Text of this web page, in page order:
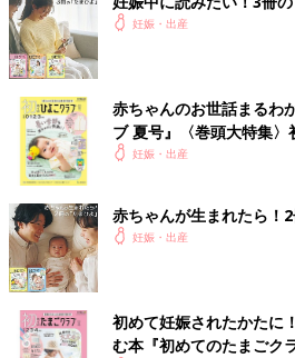
妊娠・出産
赤ちゃんのお世話まるわ
ブ 夏号』〈巻頭大特集
く！ おっぱい・ミルクの
妊娠・出産
赤ちゃんが生まれたら！2
妊娠・出産
初めて妊娠されたかたに
む本『初めてのたまごク